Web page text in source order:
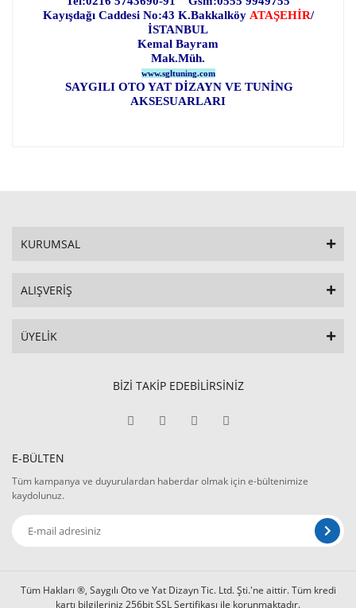
Kayışdağı Caddesi No:43 K.Bakkalköy ATAŞEHİR/
İSTANBUL
Kemal Bayram
Mak.Müh.
www.sgltuning.com
SAYGILI OTO YAT DİZAYN VE TUNİNG
AKSESUARLARI
KURUMSAL
ALIŞVERİŞ
ÜYELİK
BİZİ TAKİP EDEBİLİRSİNİZ
E-BÜLTEN
Tüm kampanya ve duyurulardan haberdar olmak için e-bültenimize
kaydolunuz.
Tüm Hakları ®, Saygılı Oto ve Yat Dizayn Tic. Ltd. Şti.'ne aittir. Tüm kredi
kartı bilgileriniz 256bit SSL Sertifikası ile korunmaktadır.